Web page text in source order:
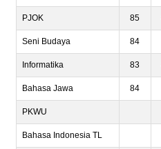
PJOK 85
Seni Budaya 84
Informatika 83
Bahasa Jawa 84
PKWU
Bahasa Indonesia TL